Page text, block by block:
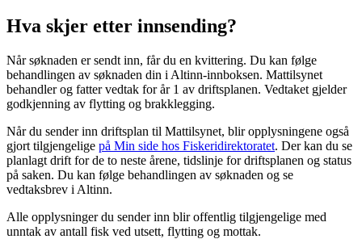
Hva skjer etter innsending?
Når søknaden er sendt inn, får du en kvittering. Du kan følge
behandlingen av søknaden din i Altinn-innboksen. Mattilsynet
behandler og fatter vedtak for år 1 av driftsplanen. Vedtaket gjelder
godkjenning av flytting og brakklegging.
Når du sender inn driftsplan til Mattilsynet, blir opplysningene også
gjort tilgjengelige på Min side hos Fiskeridirektoratet. Der kan du se
planlagt drift for de to neste årene, tidslinje for driftsplanen og status
på saken. Du kan følge behandlingen av søknaden og se
vedtaksbrev i Altinn.
Alle opplysninger du sender inn blir offentlig tilgjengelige med
unntak av antall fisk ved utsett, flytting og mottak.